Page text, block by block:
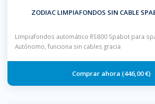
ZODIAC LIMPIAFONDOS SIN CABLE
Limpiafondos automático RS800 Spabot para
Autónomo, funciona sin cables gracia
446,00 €